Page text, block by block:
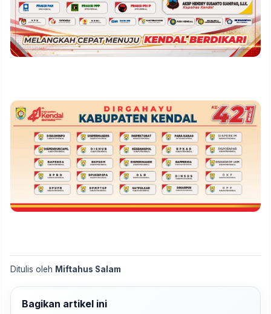
Ditulis oleh Miftahus Salam
Bagikan artikel ini